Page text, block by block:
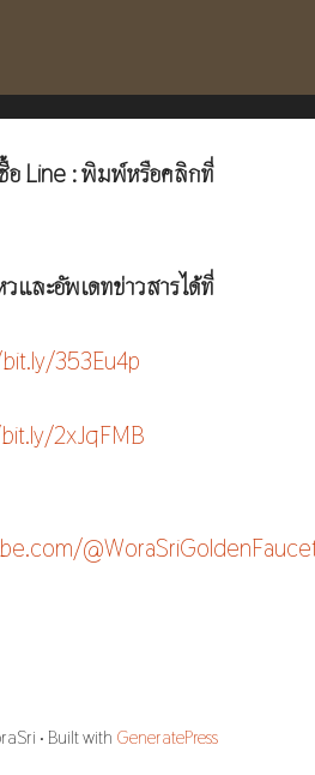
Line : พิมพ์หรือคลิกที่
และอัพเดทข่าวสารได้ที่
353Eu4p
2xJqFMB
• Built with GeneratePress